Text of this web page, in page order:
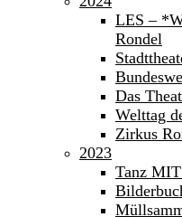
LES –
Rondel
Das
Welttag
Zirkus
2023
Tanz